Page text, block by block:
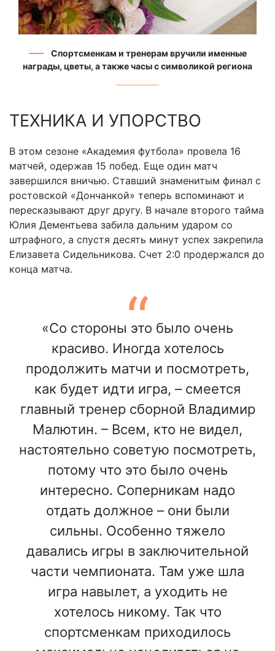
Спортсменкам и тренерам вручили именные
награды, цветы, а также часы с символикой региона
ТЕХНИКА И УПОРСТВО
В этом сезоне «Академия футбола» провела 16
матчей, одержав 15 побед. Еще один матч
завершился вничью. Ставший знаменитым финал с
ростовской «Дончанкой» теперь вспоминают и
пересказывают друг другу. В начале второго тайма
Юлия Дементьева забила дальним ударом со
штрафного, а спустя десять минут успех закрепила
Елизавета Сидельникова. Счет 2:0 продержался до
конца матча.
«Со стороны это было очень
красиво. Иногда хотелось
продолжить матчи и посмотреть,
как будет идти игра, – смеется
главный тренер сборной Владимир
Малютин. – Всем, кто не видел,
настоятельно советую посмотреть,
потому что это было очень
интересно. Соперникам надо
отдать должное – они были
сильны. Особенно тяжело
давались игры в заключительной
части чемпионата. Там уже шла
игра навылет, а уходить не
хотелось никому. Так что
спортсменкам приходилось